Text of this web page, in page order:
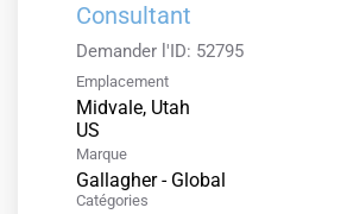
Consultant
Demander l'ID: 52795
Emplacement
Midvale, Utah
Marque
Gallagher - Global
Catégories